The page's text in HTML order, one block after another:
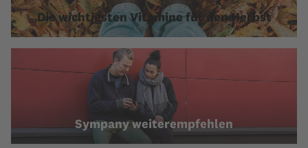
Die wichtigsten Vitamine für den Herbst
Sympany weiterempfehlen